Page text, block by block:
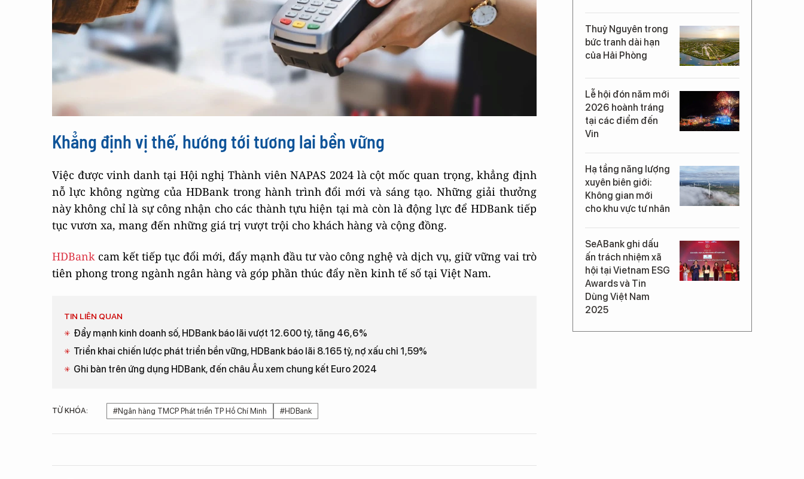
Khẳng định vị thế, hướng tới tương lai bền vững
Việc được vinh danh tại Hội nghị Thành viên NAPAS 2024 là cột mốc quan trọng, khẳng định
nỗ lực không ngừng của HDBank trong hành trình đổi mới và sáng tạo. Những giải thưởng
này không chỉ là sự công nhận cho các thành tựu hiện tại mà còn là động lực để HDBank tiếp
tục vươn xa, mang đến những giá trị vượt trội cho khách hàng và cộng đồng.
HDBank cam kết tiếp tục đổi mới, đẩy mạnh đầu tư vào công nghệ và dịch vụ, giữ vững vai trò
tiên phong trong ngành ngân hàng và góp phần thúc đẩy nền kinh tế số tại Việt Nam.
TIN LIÊN QUAN
Đẩy mạnh kinh doanh số, HDBank báo lãi vượt 12.600 tỷ, tăng 46,6%
Triển khai chiến lược phát triển bền vững, HDBank báo lãi 8.165 tỷ, nợ xấu chỉ 1,59%
Ghi bàn trên ứng dụng HDBank, đến châu Âu xem chung kết Euro 2024
TỪ KHÓA: #Ngân hàng TMCP Phát triển TP Hồ Chí Minh #HDBank
Thuỷ Nguyên trong
bức tranh dài hạn
của Hải Phòng
Lễ hội đón năm mới
2026 hoành tráng
tại các điểm đến
Vin
Hạ tầng năng lượng
xuyên biên giới:
Không gian mới
cho khu vực tư nhân
SeABank ghi dấu
ấn trách nhiệm xã
hội tại Vietnam ESG
Awards và Tin
Dùng Việt Nam
2025